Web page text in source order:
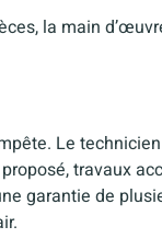
la main
Le
travaux
garantie de